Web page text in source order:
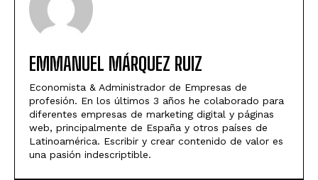
EMMANUEL MÁRQUEZ RUIZ
Economista & Administrador de Empresas de
profesión. En los últimos 3 años he colaborado para
diferentes empresas de marketing digital y páginas
web, principalmente de España y otros países de
Latinoamérica. Escribir y crear contenido de valor es
una pasión indescriptible.